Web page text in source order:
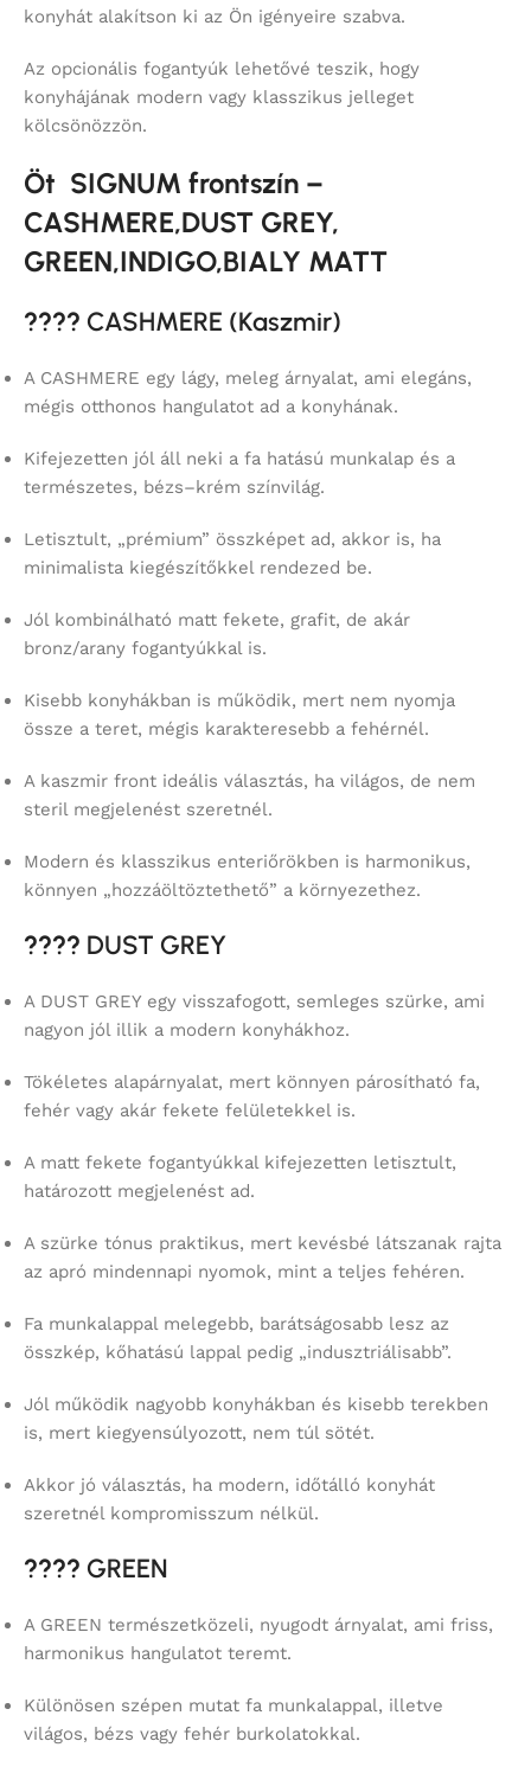
konyhát alakítson ki az Ön igényeire szabva.
Az opcionális fogantyúk lehetővé teszik, hogy
konyhájának modern vagy klasszikus jelleget
kölcsönözzön.
Öt SIGNUM frontszín –
CASHMERE,DUST GREY,
GREEN,INDIGO,BIALY MATT
???? CASHMERE (Kaszmir)
A CASHMERE egy lágy, meleg árnyalat, ami elegáns,
mégis otthonos hangulatot ad a konyhának.
Kifejezetten jól áll neki a fa hatású munkalap és a
természetes, bézs–krém színvilág.
Letisztult, „prémium” összképet ad, akkor is, ha
minimalista kiegészítőkkel rendezed be.
Jól kombinálható matt fekete, grafit, de akár
bronz/arany fogantyúkkal is.
Kisebb konyhákban is működik, mert nem nyomja
össze a teret, mégis karakteresebb a fehérnél.
A kaszmir front ideális választás, ha világos, de nem
steril megjelenést szeretnél.
Modern és klasszikus enteriőrökben is harmonikus,
könnyen „hozzáöltöztethető” a környezethez.
???? DUST GREY
A DUST GREY egy visszafogott, semleges szürke, ami
nagyon jól illik a modern konyhákhoz.
Tökéletes alapárnyalat, mert könnyen párosítható fa,
fehér vagy akár fekete felületekkel is.
A matt fekete fogantyúkkal kifejezetten letisztult,
határozott megjelenést ad.
A szürke tónus praktikus, mert kevésbé látszanak rajta
az apró mindennapi nyomok, mint a teljes fehéren.
Fa munkalappal melegebb, barátságosabb lesz az
összkép, kőhatású lappal pedig „indusztriálisabb”.
Jól működik nagyobb konyhákban és kisebb terekben
is, mert kiegyensúlyozott, nem túl sötét.
Akkor jó választás, ha modern, időtálló konyhát
szeretnél kompromisszum nélkül.
???? GREEN
A GREEN természetközeli, nyugodt árnyalat, ami friss,
harmonikus hangulatot teremt.
Különösen szépen mutat fa munkalappal, illetve
világos, bézs vagy fehér burkolatokkal.